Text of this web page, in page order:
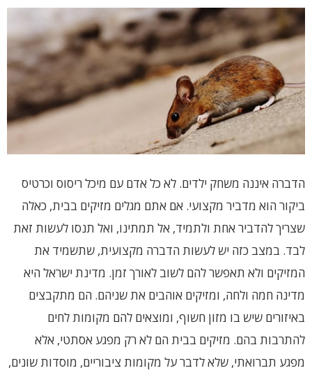
הדברה איננה משחק ילדים. לא כל אדם עם מיכל ריסוס וכרטיס
ביקור הוא מדביר מקצועי. אם אתם מגלים מזיקים בבית, כאלה
שצריך להדביר אחת ולתמיד, אל תמתינו, ואל תנסו לעשות זאת
לבד. במצב כזה יש לעשות הדברה מקצועית, שתשמיד את
המזיקים ולא תאפשר להם לשוב לאורך זמן. מדינת ישראל היא
מדינה חמה ולחה, ומזיקים אוהבים את שניהם. הם מתקבצים
באיזורים שיש בו מזון חשוף, ומוצאים להם מקומות לחים
להתרבות בהם. מזיקים בבית הם לא רק מפגע אסתטי, אלא
מפגע תברואתי, שלא לדבר על מקומות ציבוריים, מוסדות שונים,